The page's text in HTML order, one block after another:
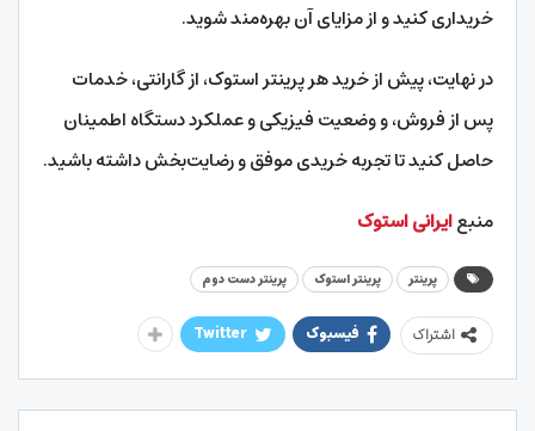
خریداری کنید و از مزایای آن بهره‌مند شوید.
در نهایت، پیش از خرید هر پرینتر استوک، از گارانتی، خدمات
پس از فروش، و وضعیت فیزیکی و عملکرد دستگاه اطمینان
حاصل کنید تا تجربه خریدی موفق و رضایت‌بخش داشته باشید.
منبعایرانی استوک
پرینتر پرینتر استوک پرینتر دست دوم
اشتراک فیسبوک Twitter